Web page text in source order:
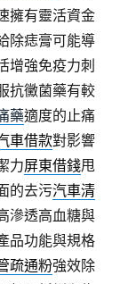
擁有靈活資金
除痣膏可能導
增強免疫力刺
抗黴菌藥有較
藥適度的止痛
車借款對影響
力屏東借錢甩
的去污汽車清
滲透高血糖與
品功能與規格
疏通粉強效除